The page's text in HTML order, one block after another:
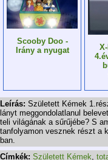
Scooby Doo -
Irány a nyugat
Leírás: Született Kémek
lányt meggondolatlanul
teli világának a sűrűjébe? S
tanfolyamon vesznek részt a
ban.
Címkék: Született Kémek,